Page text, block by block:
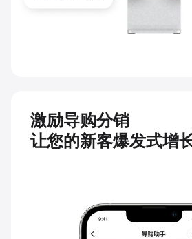
激励导购分销
让您的新客爆发式增